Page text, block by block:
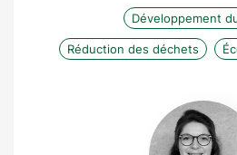
Développement
Réduction des déchets
Luz